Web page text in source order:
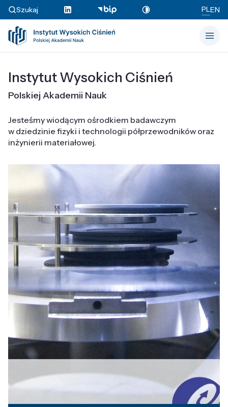
Szukaj PLEN
Instytut Wysokich Ciśnień
Polskiej Akademii Nauk
Jesteśmy wiodącym ośrodkiem badawczym
w dziedzinie fizyki i technologii półprzewodników oraz
inżynierii materiałowej.